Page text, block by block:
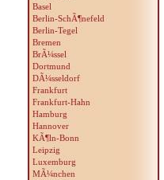
Basel
Berlin-SchÃ¶nefeld
Berlin-Tegel
Bremen
BrÃ¼ssel
Dortmund
DÃ¼sseldorf
Frankfurt
Frankfurt-Hahn
Hamburg
Hannover
KÃ¶ln-Bonn
Leipzig
Luxemburg
MÃ¼nchen